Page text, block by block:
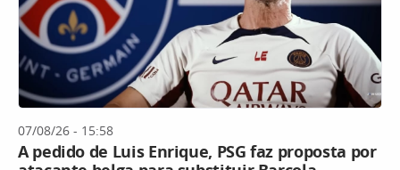
07/08/26 - 15:58
A pedido de Luis Enrique, PSG faz proposta por